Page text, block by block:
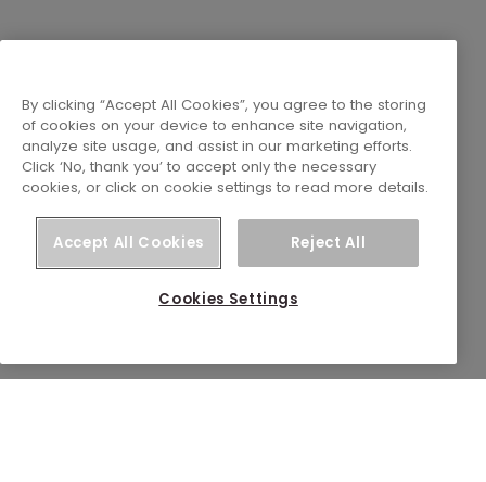
By clicking “Accept All Cookies”, you agree to the storing
of cookies on your device to enhance site navigation,
analyze site usage, and assist in our marketing efforts.
Click ‘No, thank you’ to accept only the necessary
cookies, or click on cookie settings to read more details.
Accept All Cookies Reject All
Cookies Settings